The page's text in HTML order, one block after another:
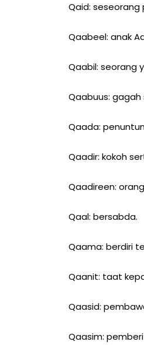
Qaid: seseorang
Qaabeel: anak
Qaabil: seorang
Qaabuus:
Qaada:
Qaadir: kokoh
Qaadireen:
Qaal: bersabda.
Qaama: berdiri
Qaanit: taat
Qaasid:
Qaasim: